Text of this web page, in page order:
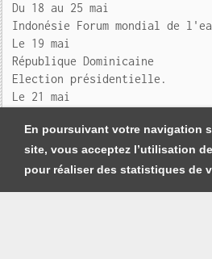
En poursuivant votre navigation
site, vous acceptez l’utilisation
pour réaliser des statistiques de
Du 18 au 25 mai
Indonésie Forum mondial de
Le 19 mai
République Dominicaine
Election présidentielle.
Le 21 mai